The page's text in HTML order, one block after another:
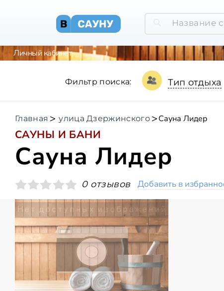
Личный кабинет
Фильтр поиска: Тип отдыха
Главная улица Дзержинского Сауна Лидер
САУНЫ И БАНИ
Сауна Лидер
0 отзывов Добавить в